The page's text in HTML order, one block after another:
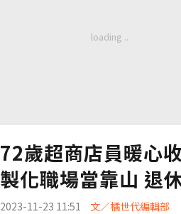
72歲超商店員暖心
製化職場當靠山 退
2023-11-23 11:51 文／橘世代編輯部